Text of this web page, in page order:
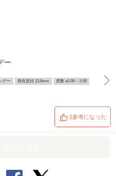
ー
デー 着色直径 13.8mm 度数 ±0.00~ -5.50
2参考になった